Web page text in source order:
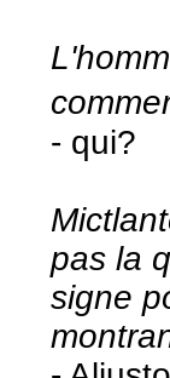
- qui?
pas la
signe